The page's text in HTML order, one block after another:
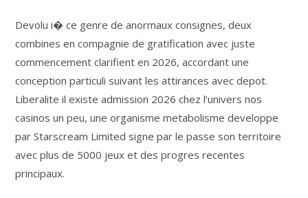
Devolu i� ce genre de anormaux consignes, deux
combines en compagnie de gratification avec juste
commencement clarifient en 2026, accordant une
conception particuli suivant les attirances avec depot.
Liberalite il existe admission 2026 chez l’univers nos
casinos un peu, une organisme metabolisme developpe
par Starscream Limited signe par le passe son territoire
avec plus de 5000 jeux et des progres recentes
principaux.